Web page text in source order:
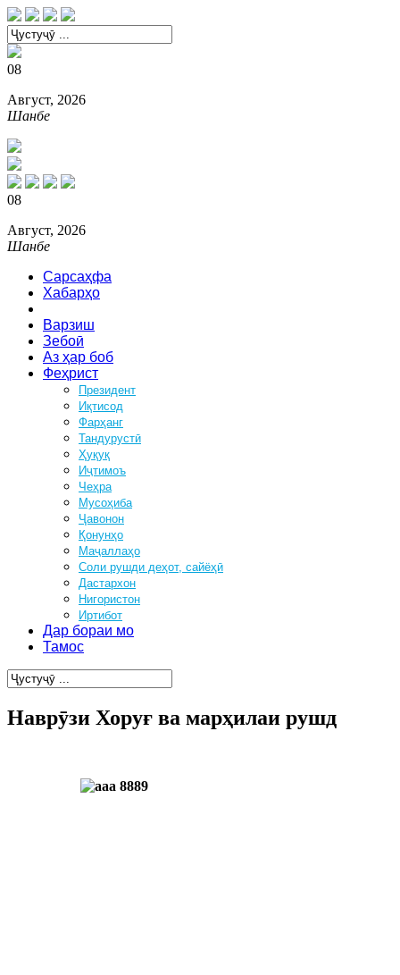
08
Август, 2026
Шанбе
08
Август, 2026
Шанбе
Сарсаҳфа
Хабарҳо
Варзиш
Зебоӣ
Аз ҳар боб
Феҳрист
Президент
Иқтисод
Фарҳанг
Тандурустӣ
Ҳуқуқ
Иҷтимоъ
Чеҳра
Мусоҳиба
Ҷавонон
Қонунҳо
Маҷаллаҳо
Соли рушди деҳот, сайёҳӣ
Дастархон
Нигористон
Иртибот
Дар бораи мо
Тамос
Наврӯзи Хоруғ ва марҳилаи рушд